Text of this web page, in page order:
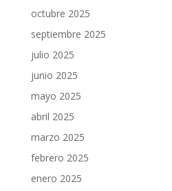
octubre 2025
septiembre 2025
julio 2025
junio 2025
mayo 2025
abril 2025
marzo 2025
febrero 2025
enero 2025